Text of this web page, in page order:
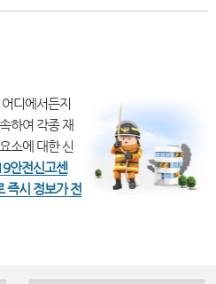
디에서든지
하여 각종 재
소에 대한 신
안전신고센
즉시 정보가 전